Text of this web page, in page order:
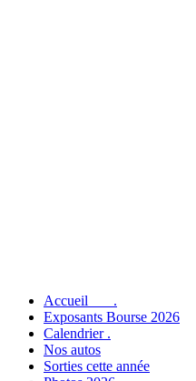
Accueil .
Exposants Bourse 2026
Calendrier .
Nos autos
Sorties cette année